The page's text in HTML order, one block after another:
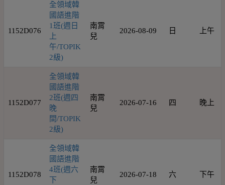
1152D076
全領域韓
國語進階
1班(週日
上
午/TOPIK
2級)
南霄
兒
2026-08-09 日 上午
1152D077
全領域韓
國語進階
2班(週四
晚
間/TOPIK
2級)
南霄
兒
2026-07-16 四 晚上
1152D078
全領域韓
國語進階
4班(週六
下
南霄
兒
2026-07-18 六 下午